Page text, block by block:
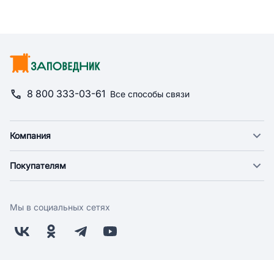
8 800 333-03-61 Все способы связи
Компания
Новости
Поставщикам
Заводчикам
Покупателям
Экспресс доставка
Возврат
Мы в социальных сетях